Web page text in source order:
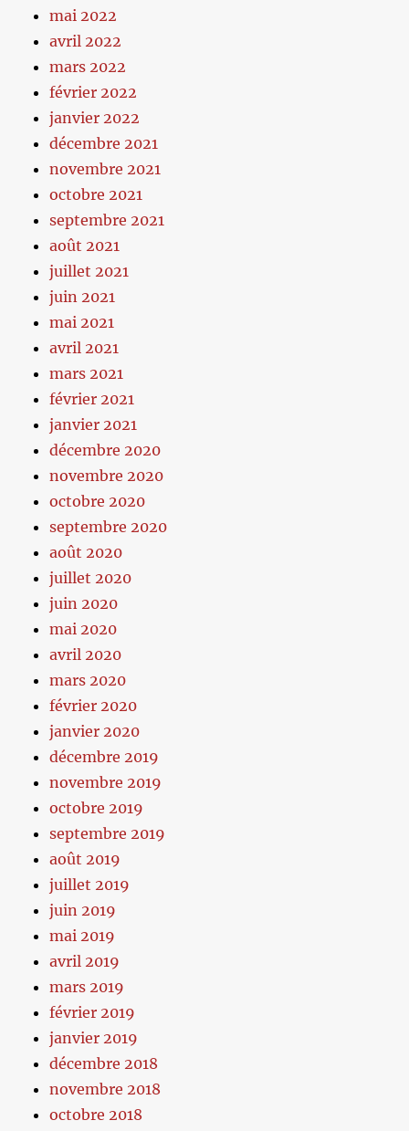
mai 2022
avril 2022
mars 2022
février 2022
janvier 2022
décembre 2021
novembre 2021
octobre 2021
septembre 2021
août 2021
juillet 2021
juin 2021
mai 2021
avril 2021
mars 2021
février 2021
janvier 2021
décembre 2020
novembre 2020
octobre 2020
septembre 2020
août 2020
juillet 2020
juin 2020
mai 2020
avril 2020
mars 2020
février 2020
janvier 2020
décembre 2019
novembre 2019
octobre 2019
septembre 2019
août 2019
juillet 2019
juin 2019
mai 2019
avril 2019
mars 2019
février 2019
janvier 2019
décembre 2018
novembre 2018
octobre 2018